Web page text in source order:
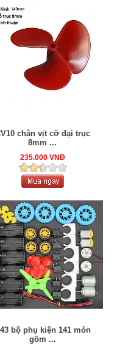
chân vịt cỡ đại trục
8mm ...
235.000 VNĐ
bộ phụ kiện 141 món
gồm ...